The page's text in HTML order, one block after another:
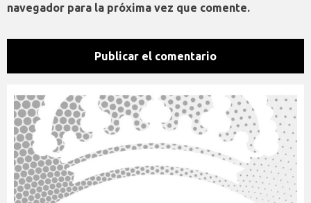
navegador para la próxima vez que comente.